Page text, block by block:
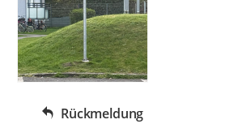
Rückmeldung